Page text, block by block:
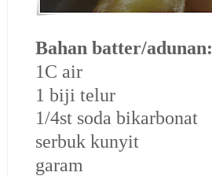
Bahan batter/adunan:
1C air
1 biji telur
1/4st soda bikarbonat
serbuk kunyit
garam